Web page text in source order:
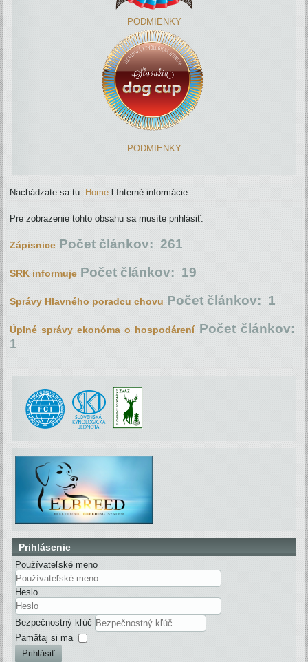
PODMIENKY
PODMIENKY
Nachádzate sa tu: Home Interné informácie
Pre zobrazenie tohto obsahu sa musíte prihlásiť.
Zápisnice Počet článkov: 261
SRK informuje Počet článkov: 19
Správy Hlavného poradcu chovu Počet článkov: 1
Úplné správy ekonóma o hospodárení Počet článkov:
1
Prihlásenie
Používateľské meno
Heslo
Bezpečnostný kľúč
Pamätaj si ma
Prihlásiť